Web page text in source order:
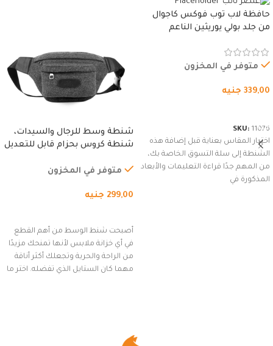
حافظة لاب توب فوكس كاجوال
من جلد بولي يوريثين الناعم
وسوستة.
متوفر في المخزون
339,00 جنيه
SKU: 11076
اختيار المقاس بعناية قبل إضافة هذه
الشنطة إلى سلة التسوق الخاصة بك،
من المهم جدًا قراءة التعليمات والأبعاد
المذكورة في
شنطة وسط للرجال والسيدات،
شنطة كروس بحزام قابل للتعديل
السفر، الجري العادي، المشي
(رمادي)
متوفر في المخزون
299,00 جنيه
أصبحت شنط الوسط من أهم القطع
في أي خزانة ملابس لأنها تمنحك مزيدًا
من الراحة والحرية وتجعلك أكثر أناقة
مهما كان الستايل الذي تفضله. اختر ما